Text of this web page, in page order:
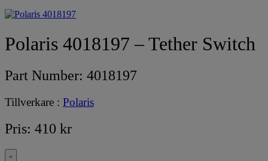
Polaris 4018197 – Tether Switch
Part Number: 4018197
Tillverkare : Polaris
Pris: 410 kr